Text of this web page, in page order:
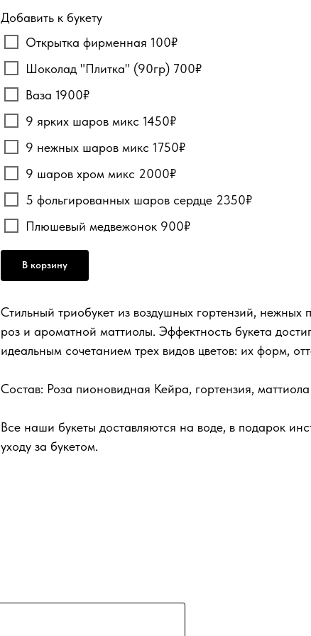
Добавить к букету
Открытка фирменная 100₽
Шоколад "Плитка" (90гр) 700₽
Ваза 1900₽
9 ярких шаров микс 1450₽
9 нежных шаров микс 1750₽
9 шаров хром микс 2000₽
5 фольгированных шаров сердце 2350₽
Плюшевый медвежонок 900₽
В корзину
Стильный триобукет из воздушных гортензий, нежных
роз и ароматной маттиолы. Эффектность букета
идеальным сочетанием трех видов цветов: их форм,
Состав: Роза пионовидная Кейра, гортензия, маттиола
Все наши букеты доставляются на воде, в подарок
уходу за букетом.